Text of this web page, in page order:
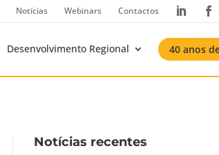
Notícias Webinars Contactos  
Desenvolvimento Regional 40 anos
Notícias recentes